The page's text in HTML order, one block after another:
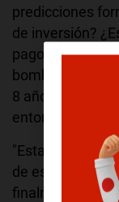
predicciones
de inversión?
pagos móviles
bombo
8 años sin
entonces?
"Esta
de esperanza
finalmente", dijo